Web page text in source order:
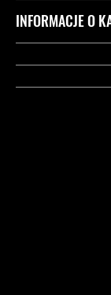
Kontakt
Przydatne
INFORMACJE O
Dziedzictwo